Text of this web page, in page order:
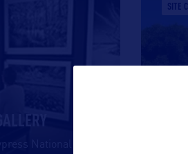
National
SITE
Le